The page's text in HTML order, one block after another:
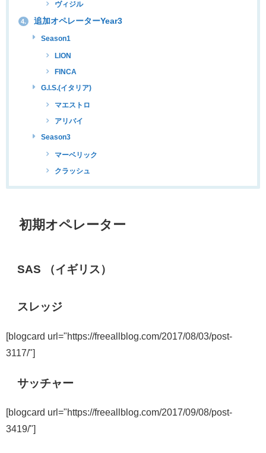
ヴィジル
4. 追加オペレーターYear3
Season1
LION
FINCA
G.I.S.(イタリア)
マエストロ
アリバイ
Season3
マーベリック
クラッシュ
初期オペレーター
SAS （イギリス）
スレッジ
[blogcard url="https://freeallblog.com/2017/08/03/post-
3117/"]
サッチャー
[blogcard url="https://freeallblog.com/2017/09/08/post-
3419/"]